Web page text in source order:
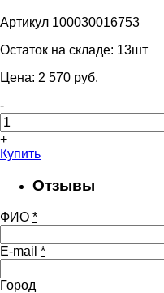
Артикул 100030016753
Остаток на складе: 13шт
Цена: 2 570 pуб.
-
+
Купить
Отзывы
ФИО *
E-mail *
Город